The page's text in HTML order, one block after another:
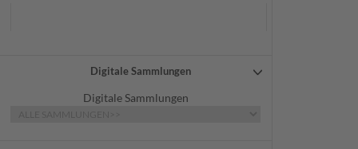
Digitale Sammlungen
Digitale Sammlungen